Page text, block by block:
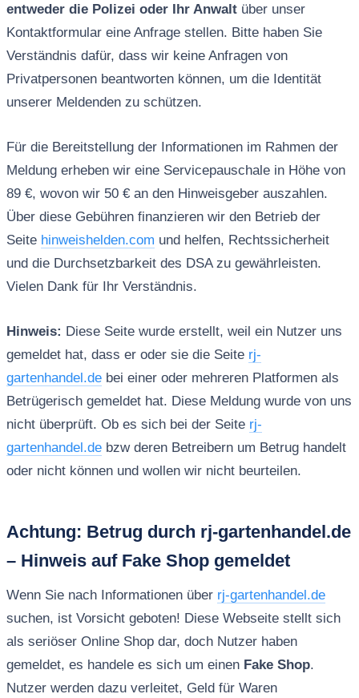
entweder die Polizei oder Ihr Anwaltüber unser
Kontaktformular eine Anfrage stellen. Bitte haben Sie
Verständnis dafür, dass wir keine Anfragen von
Privatpersonen beantworten können, um die Identität
unserer Meldenden zu schützen.
Für die Bereitstellung der Informationen im Rahmen der
Meldung erheben wir eine Servicepauschale in Höhe von
89 €, wovon wir 50 € an den Hinweisgeber auszahlen.
Über diese Gebühren finanzieren wir den Betrieb der
Seite hinweishelden.com und helfen, Rechtssicherheit
und die Durchsetzbarkeit des DSA zu gewährleisten.
Vielen Dank für Ihr Verständnis.
Hinweis: Diese Seite wurde erstellt, weil ein Nutzer uns
gemeldet hat, dass er oder sie die Seite rj-
gartenhandel.debei einer oder mehreren Platformen als
Betrügerisch gemeldet hat. Diese Meldung wurde von uns
nicht überprüft. Ob es sich bei der Seite rj-
gartenhandel.debzw deren Betreibern um Betrug handelt
oder nicht können und wollen wir nicht beurteilen.
Achtung: Betrug durch rj-gartenhandel.de
– Hinweis auf Fake Shop gemeldet
Wenn Sie nach Informationen über rj-gartenhandel.de
suchen, ist Vorsicht geboten! Diese Webseite stellt sich
als seriöser Online Shop dar, doch Nutzer haben
gemeldet, es handele es sich um einen Fake Shop.
Nutzer werden dazu verleitet, Geld für Waren